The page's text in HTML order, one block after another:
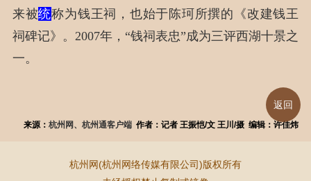
来被统称为钱王祠，也始于陈珂所撰的《改建钱王
祠碑记》。2007年，“钱祠表忠”成为三评西湖十景之
一。
来源：杭州网、杭州通客户端 作者：记者 王振恺/文 王川/摄 编辑：许佳炜
杭州网(杭州网络传媒有限公司)版权所有
返回